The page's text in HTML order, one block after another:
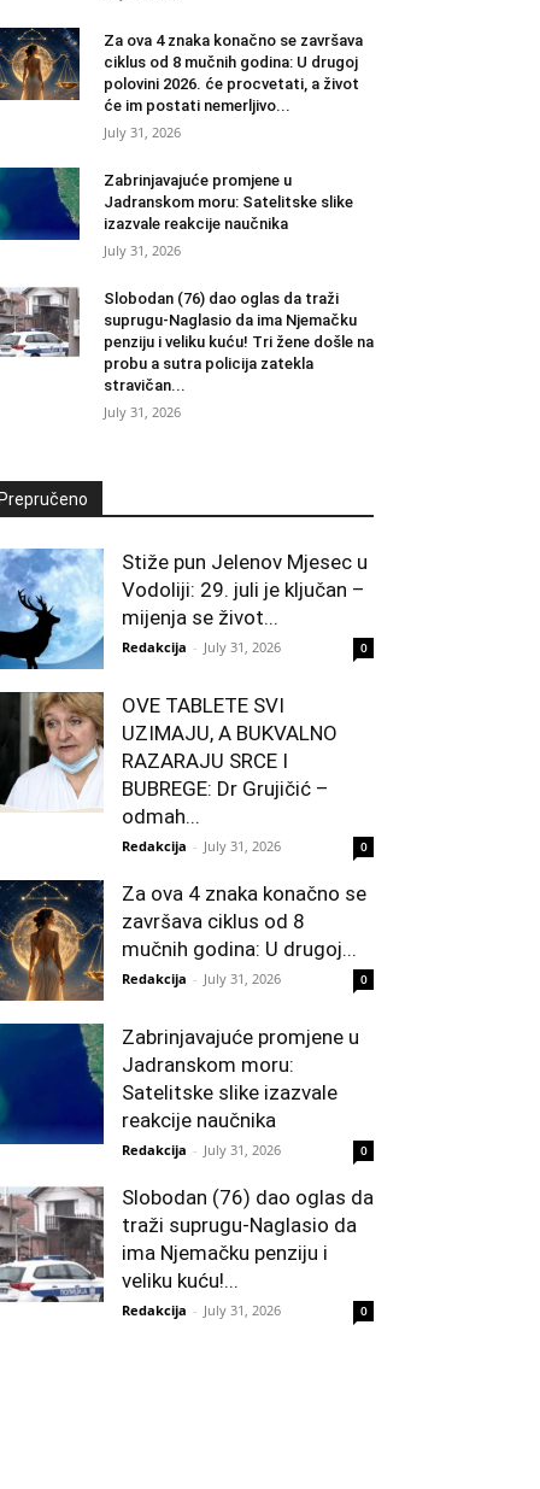
Za ova 4 znaka konačno se završava
ciklus od 8 mučnih godina: U drugoj
polovini 2026. će procvetati, a život
će im postati nemerljivo...
July 31, 2026
Zabrinjavajuće promjene u
Jadranskom moru: Satelitske slike
izazvale reakcije naučnika
July 31, 2026
Slobodan (76) dao oglas da traži
suprugu-Naglasio da ima Njemačku
penziju i veliku kuću! Tri žene došle na
probu a sutra policija zatekla
stravičan...
July 31, 2026
Stiže pun Jelenov Mjesec u
Vodoliji: 29. juli je ključan –
mijenja se život...
Redakcija - July 31, 2026 0
OVE TABLETE SVI
UZIMAJU, A BUKVALNO
RAZARAJU SRCE I
BUBREGE: Dr Grujičić –
odmah...
Redakcija - July 31, 2026 0
Za ova 4 znaka konačno se
završava ciklus od 8
mučnih godina: U drugoj...
Redakcija - July 31, 2026 0
Zabrinjavajuće promjene u
Jadranskom moru:
Satelitske slike izazvale
reakcije naučnika
Redakcija - July 31, 2026 0
Slobodan (76) dao oglas da
traži suprugu-Naglasio da
ima Njemačku penziju i
veliku kuću!...
Redakcija - July 31, 2026 0